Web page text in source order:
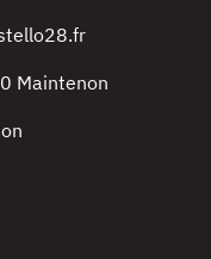
Maintenon